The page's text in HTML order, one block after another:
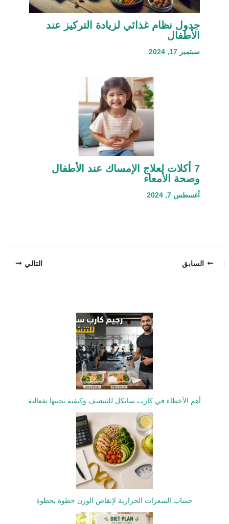
جدول نظام غذائي لزيادة التركيز عند
الأطفال
سبتمبر 17, 2024
7 أكلات لعلاج الإمساك عند الأطفال
وصحة الأمعاء
أغسطس 7, 2024
السابق التالي
أهم الأخطاء في كارب سايكل للتنشيف وكيفية تجنبها بفعالية
حساب السعرات الحرارية لإنقاص الوزن خطوة بخطوة